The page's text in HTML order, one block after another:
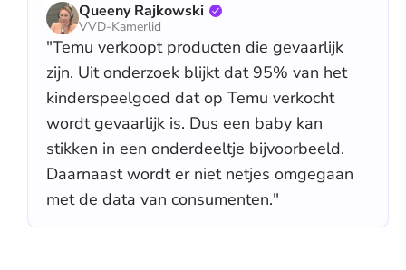
Queeny Rajkowski
VVD-Kamerlid
"Temu verkoopt producten die gevaarlijk
zijn. Uit onderzoek blijkt dat 95% van het
kinderspeelgoed dat op Temu verkocht
wordt gevaarlijk is. Dus een baby kan
stikken in een onderdeeltje bijvoorbeeld.
Daarnaast wordt er niet netjes omgegaan
met de data van consumenten."